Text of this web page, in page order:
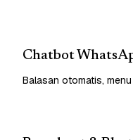
Chatbot
Balasan otomatis,